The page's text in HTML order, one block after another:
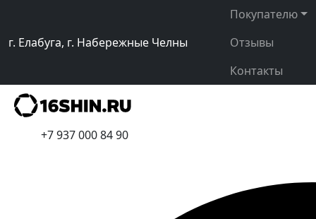
г. Елабуга, г. Набережные Челны
Покупателю
Отзывы
Контакты
+7 937 000 84 90